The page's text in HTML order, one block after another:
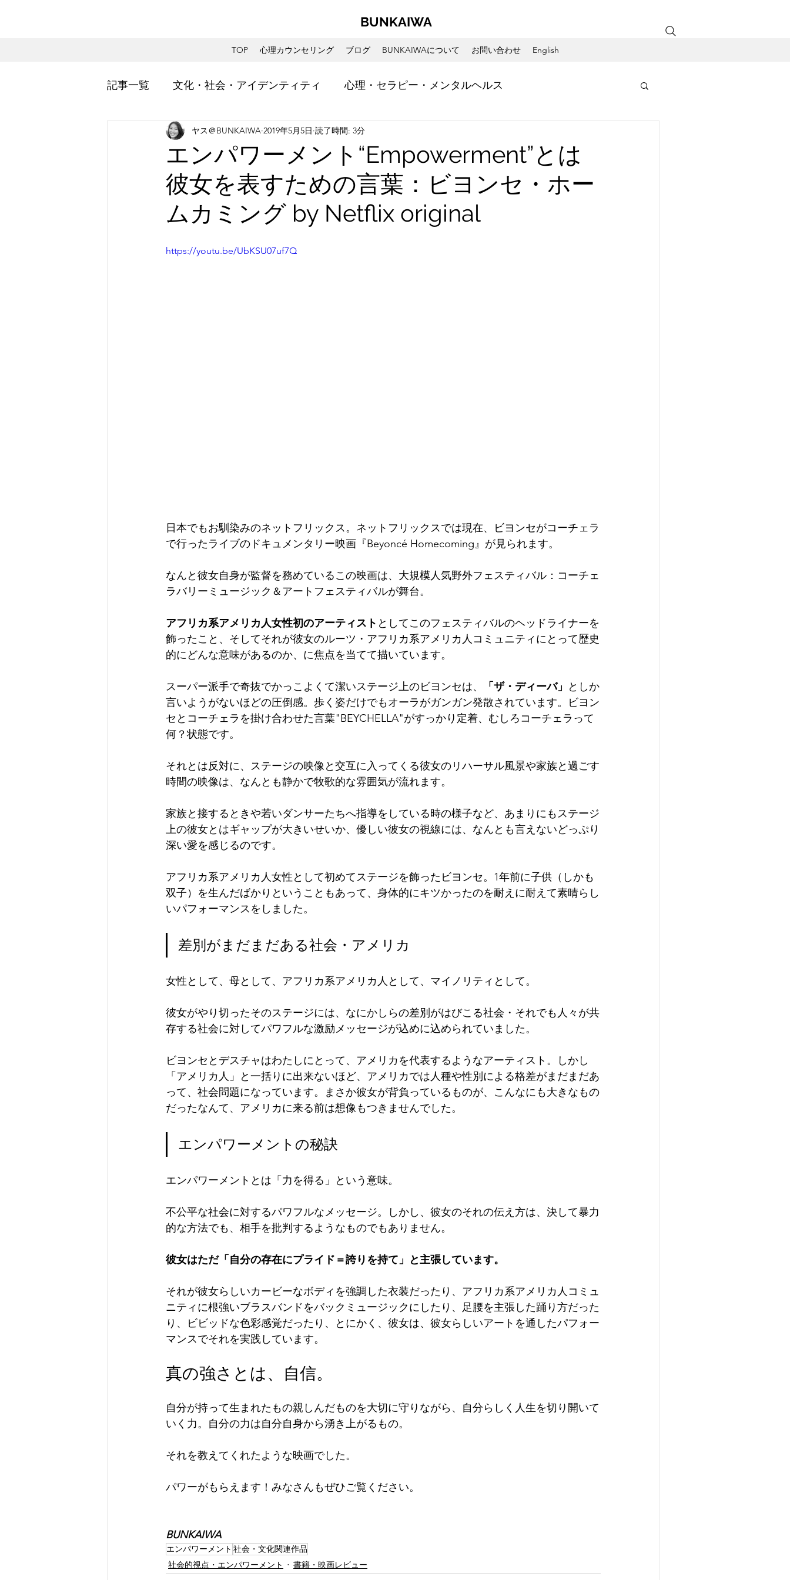
BUNKAIWA
TOP 心理カウンセリング ブログ BUNKAIWAについて お問い合わせ English
記事一覧 文化・社会・アイデンティティ 心理・セラピー・メンタルヘルス
社会的視点・エンパワーメント 書籍・映画レビュー
エンパワーメント“Empowerment”とは
彼女を表すための言葉：ビヨンセ・ホー
ムカミング by Netflix original
ヤス＠BUNKAIWA 2019年5月5日 読了時間: 3分
https://youtu.be/UbKSU07uf7Q
日本でもお馴染みのネットフリックス。ネットフリックスでは現在、ビヨンセがコーチェラ
で行ったライブのドキュメンタリー映画『Beyoncé Homecoming』が見られます。
なんと彼女自身が監督を務めているこの映画は、大規模人気野外フェスティバル：コーチェ
ラバリーミュージック＆アートフェスティバルが舞台。
アフリカ系アメリカ人女性初のアーティスト としてこのフェスティバルのヘッドライナーを
飾ったこと、そしてそれが彼女のルーツ・アフリカ系アメリカ人コミュニティにとって歴史
的にどんな意味があるのか、に焦点を当てて描いています。
スーパー派手で奇抜でかっこよくて潔いステージ上のビヨンセは、 「ザ・ディーバ」 としか
言いようがないほどの圧倒感。歩く姿だけでもオーラがガンガン発散されています。ビヨン
セとコーチェラを掛け合わせた言葉"BEYCHELLA"がすっかり定着、むしろコーチェラって
何？状態です。
それとは反対に、ステージの映像と交互に入ってくる彼女のリハーサル風景や家族と過ごす
時間の映像は、なんとも静かで牧歌的な雰囲気が流れます。
家族と接するときや若いダンサーたちへ指導をしている時の様子など、あまりにもステージ
上の彼女とはギャップが大きいせいか、優しい彼女の視線には、なんとも言えないどっぷり
深い愛を感じるのです。
アフリカ系アメリカ人女性として初めてステージを飾ったビヨンセ。1年前に子供（しかも
双子）を生んだばかりということもあって、身体的にキツかったのを耐えに耐えて素晴らし
いパフォーマンスをしました。
差別がまだまだある社会・アメリカ
女性として、母として、アフリカ系アメリカ人として、マイノリティとして。
彼女がやり切ったそのステージには、なにかしらの差別がはびこる社会・それでも人々が共
存する社会に対してパワフルな激励メッセージが込めに込められていました。
ビヨンセとデスチャはわたしにとって、アメリカを代表するようなアーティスト。しかし
「アメリカ人」と一括りに出来ないほど、アメリカでは人種や性別による格差がまだまだあ
って、社会問題になっています。まさか彼女が背負っているものが、こんなにも大きなもの
だったなんて、アメリカに来る前は想像もつきませんでした。
エンパワーメントの秘訣
エンパワーメントとは「力を得る」という意味。
不公平な社会に対するパワフルなメッセージ。しかし、彼女のそれの伝え方は、決して暴力
的な方法でも、相手を批判するようなものでもありません。
彼女はただ「自分の存在にプライド＝誇りを持て」と主張しています。
それが彼女らしいカービーなボディを強調した衣装だったり、アフリカ系アメリカ人コミュ
ニティに根強いブラスバンドをバックミュージックにしたり、足腰を主張した踊り方だった
り、ビビッドな色彩感覚だったり、とにかく、彼女は、彼女らしいアートを通したパフォー
マンスでそれを実践しています。
真の強さとは、自信。
自分が持って生まれたもの親しんだものを大切に守りながら、自分らしく人生を切り開いて
いく力。自分の力は自分自身から湧き上がるもの。
それを教えてくれたような映画でした。
パワーがもらえます！みなさんもぜひご覧ください。
BUNKAIWA
エンパワーメント 社会・文化関連作品
社会的視点・エンパワーメント
書籍・映画レビュー